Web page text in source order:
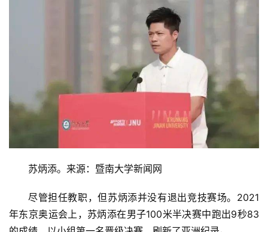
苏炳添。来源：暨南大学新闻网
尽管担任教职，但苏炳添并没有退出竞技赛场。2021
年东京奥运会上，苏炳添在男子100米半决赛中跑出9秒83